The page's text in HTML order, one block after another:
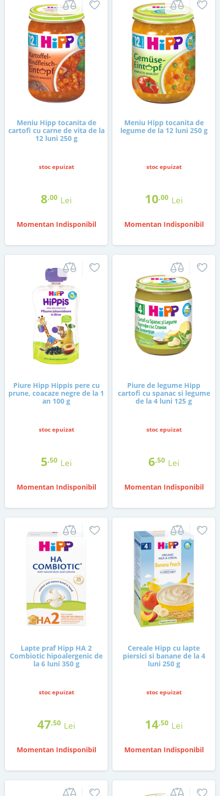
Meniu Hipp tocanita de
cartofi cu carne de vita de la
12 luni 250 g
stoc epuizat
8,00 Lei
Momentan Indisponibil
Meniu Hipp tocanita de
legume de la 12 luni 250 g
stoc epuizat
10,00 Lei
Momentan Indisponibil
Piure Hipp Hippis pere cu
prune, coacaze negre de la 1
an 100 g
stoc epuizat
5,50 Lei
Momentan Indisponibil
Piure de legume Hipp
cartofi cu spanac si legume
de la 4 luni 125 g
stoc epuizat
6,50 Lei
Momentan Indisponibil
Lapte praf Hipp HA 2
Combiotic hipoalergenic de
la 6 luni 350 g
stoc epuizat
47,50 Lei
Momentan Indisponibil
Cereale Hipp cu lapte
piersici si banane de la 4
luni 250 g
stoc epuizat
14,50 Lei
Momentan Indisponibil